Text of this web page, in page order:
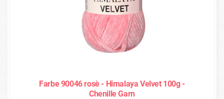
Farbe 90046 rosè - Himalaya Velvet 100g -
Chenille Garn